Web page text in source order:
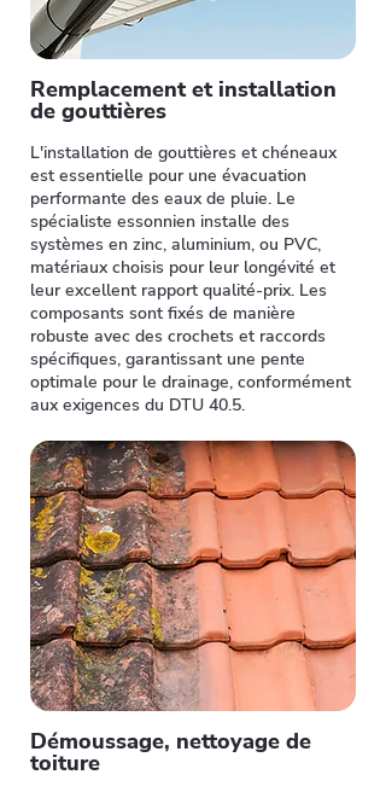
Remplacement et installation
de gouttières
L'installation de gouttières et chéneaux
est essentielle pour une évacuation
performante des eaux de pluie. Le
spécialiste essonnien installe des
systèmes en zinc, aluminium, ou PVC,
matériaux choisis pour leur longévité et
leur excellent rapport qualité-prix. Les
composants sont fixés de manière
robuste avec des crochets et raccords
spécifiques, garantissant une pente
optimale pour le drainage, conformément
aux exigences du DTU 40.5.
Démoussage, nettoyage de
toiture